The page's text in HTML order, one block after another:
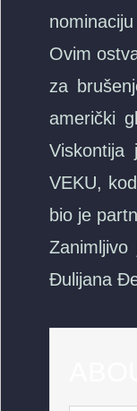
Ovim
za
američki
Viskontija
VEKU,
bio je
Đulijana